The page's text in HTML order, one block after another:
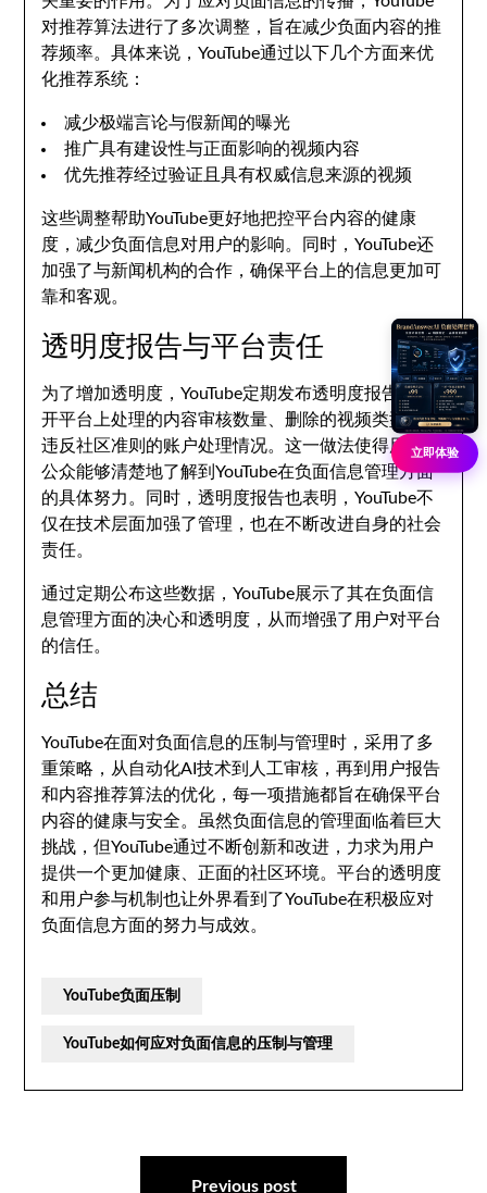
对推荐算法进行了多次调整，旨在减少负面内容的推
荐频率。具体来说，YouTube通过以下几个方面来优
化推荐系统：
减少极端言论与假新闻的曝光
推广具有建设性与正面影响的视频内容
优先推荐经过验证且具有权威信息来源的视频
这些调整帮助YouTube更好地把控平台内容的健康
度，减少负面信息对用户的影响。同时，YouTube还
加强了与新闻机构的合作，确保平台上的信息更加可
靠和客观。
透明度报告与平台责任
为了增加透明度，YouTube定期发布透明度报告，公
开平台上处理的内容审核数量、删除的视频类型以及
违反社区准则的账户处理情况。这一做法使得用户和
公众能够清楚地了解到YouTube在负面信息管理方面
的具体努力。同时，透明度报告也表明，YouTube不
仅在技术层面加强了管理，也在不断改进自身的社会
责任。
通过定期公布这些数据，YouTube展示了其在负面信
息管理方面的决心和透明度，从而增强了用户对平台
的信任。
总结
YouTube在面对负面信息的压制与管理时，采用了多
重策略，从自动化AI技术到人工审核，再到用户报告
和内容推荐算法的优化，每一项措施都旨在确保平台
内容的健康与安全。虽然负面信息的管理面临着巨大
挑战，但YouTube通过不断创新和改进，力求为用户
提供一个更加健康、正面的社区环境。平台的透明度
和用户参与机制也让外界看到了YouTube在积极应对
负面信息方面的努力与成效。
YouTube负面压制
YouTube如何应对负面信息的压制与管理
Previous post
立即体验